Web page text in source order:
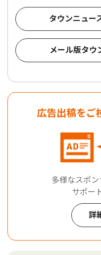
タウンニュー
メール版タウ
広告出稿をご
多様なスポ
サポー
詳